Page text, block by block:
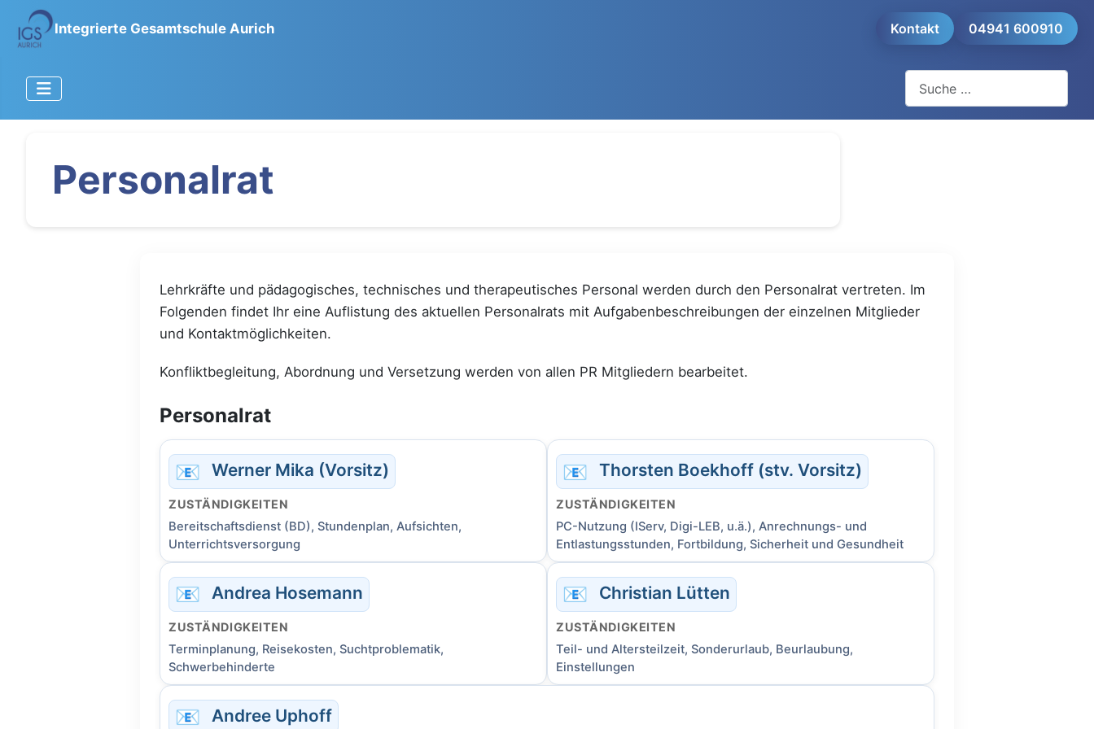
Integrierte Gesamtschule Aurich Kontakt 04941 600910
Personalrat
Lehrkräfte und pädagogisches, technisches und therapeutisches Personal werden durch den Personalrat vertreten. Im
Folgenden findet Ihr eine Auflistung des aktuellen Personalrats mit Aufgabenbeschreibungen der einzelnen Mitglieder
und Kontaktmöglichkeiten.
Konfliktbegleitung, Abordnung und Versetzung werden von allen PR Mitgliedern bearbeitet.
Personalrat
📧 Werner Mika (Vorsitz)
ZUSTÄNDIGKEITEN
Bereitschaftsdienst (BD), Stundenplan, Aufsichten,
Unterrichtsversorgung
📧 Thorsten Boekhoff (stv. Vorsitz)
ZUSTÄNDIGKEITEN
PC-Nutzung (IServ, Digi-LEB, u.ä.), Anrechnungs- und
Entlastungsstunden, Fortbildung, Sicherheit und Gesundheit
📧 Andrea Hosemann
ZUSTÄNDIGKEITEN
Terminplanung, Reisekosten, Suchtproblematik,
Schwerbehinderte
📧 Christian Lütten
ZUSTÄNDIGKEITEN
Teil- und Altersteilzeit, Sonderurlaub, Beurlaubung,
Einstellungen
📧 Andree Uphoff